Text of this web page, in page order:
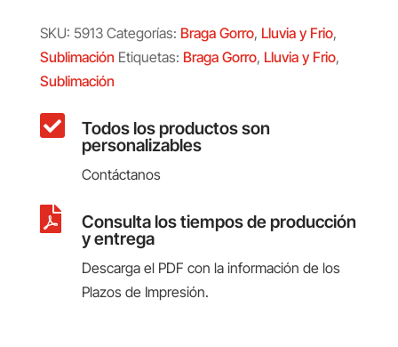
SKU: 5913 Categorías: Braga Gorro, Lluvia y Frio,
Sublimación Etiquetas: Braga Gorro, Lluvia y Frio,
Sublimación
 Todos los productos son
personalizables
Contáctanos
 Consulta los tiempos de producción
y entrega
Descarga el PDF con la información de los
Plazos de Impresión.